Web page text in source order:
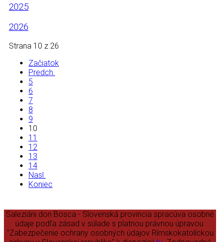
2025
2026
Strana 10 z 26
Začiatok
Predch.
5
6
7
8
9
10
11
12
13
14
Nasl.
Koniec
Saleziáni don Bosca - Slovenská provincia spracúva osobné
údaje podľa zásad v súlade s platnou právnou úpravou
"Zabezpečenie ochrany osobných údajov Rímskokatolíckou